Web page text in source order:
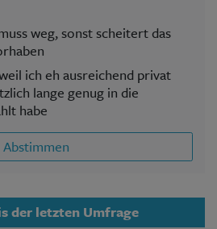
weg, sonst scheitert das
ich eh ausreichend privat
lange genug in die
habe
Abstimmen
der letzten Umfrage